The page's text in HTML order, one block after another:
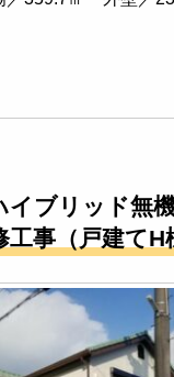
イブリッド無
事（戸建てH